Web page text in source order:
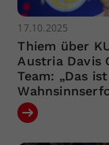
17.10.2025
Thiem über
Austria Davis
Team: „Das